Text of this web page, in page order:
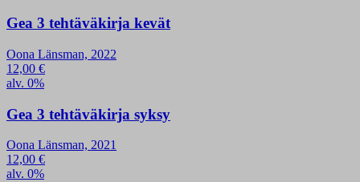
Gea 3 tehtäväkirja kevät
Oona Länsman, 2022
12,00 €
alv. 0%
Gea 3 tehtäväkirja syksy
Oona Länsman, 2021
12,00 €
alv. 0%